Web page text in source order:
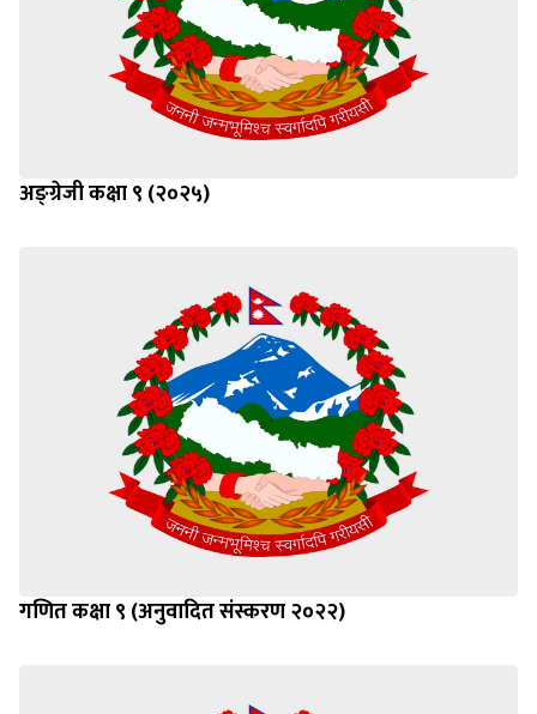
अङ्ग्रेजी कक्षा ९ (२०२५)
गणित कक्षा ९ (अनुवादित संस्करण २०२२)